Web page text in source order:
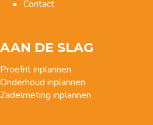
Contact
AAN DE SLAG
Proefrit inplannen
Onderhoud inplannen
Zadelmeting inplannen